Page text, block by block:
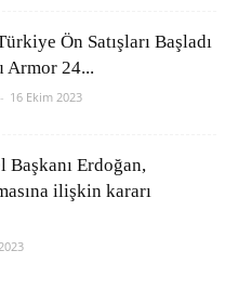
Ön Satışları Başladı
Armor 24...
- 16 Ekim 2023
Başkanı Erdoğan,
ilişkin kararı